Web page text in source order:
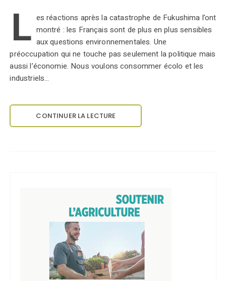
L es réactions après la catastrophe de Fukushima l’ont
montré : les Français sont de plus en plus sensibles
aux questions environnementales. Une
préoccupation qui ne touche pas seulement la politique mais
aussi l’économie. Nous voulons consommer écolo et les
industriels…
CONTINUER LA LECTURE